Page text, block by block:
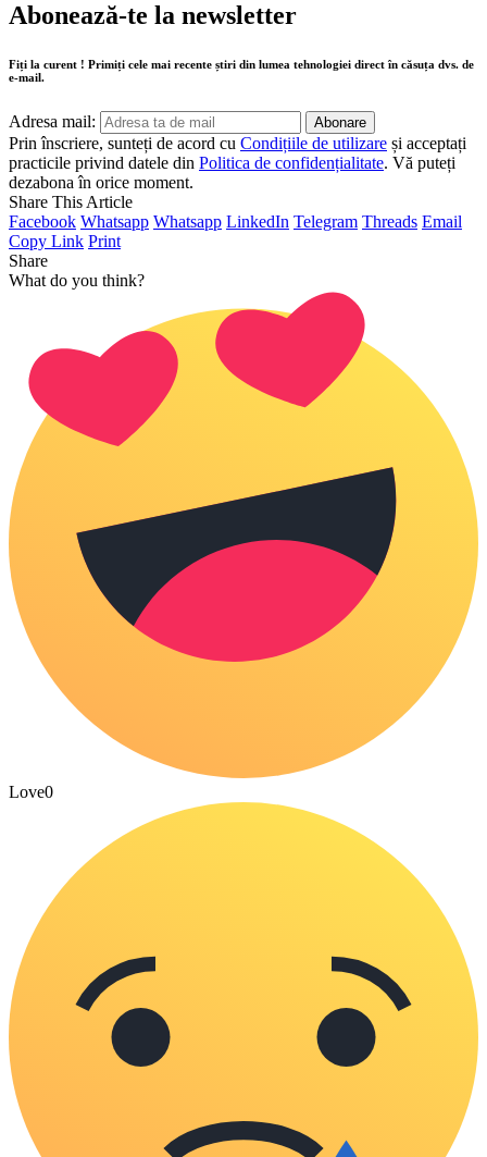
Abonează-te la newsletter
Fiți la curent ! Primiți cele mai recente știri din lumea tehnologiei direct în căsuța dvs. de
e-mail.
Adresa mail:
Prin înscriere, sunteți de acord cu Condițiile de utilizare și acceptați
practicile privind datele din Politica de confidențialitate. Vă puteți
dezabona în orice moment.
Share This Article
Facebook Whatsapp Whatsapp LinkedIn Telegram Threads Email
Copy Link Print
Share
What do you think?
Love0